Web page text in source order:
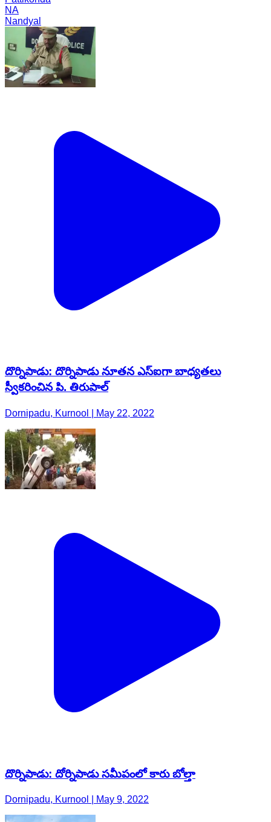
NA
Nandyal
దొర్నిపాడు: దొర్నిపాడు నూతన ఎస్ఐగా బాధ్యతలు
స్వీకరించిన పి. తిరుపాల్
Dornipadu, Kurnool | May 22, 2022
దొర్నిపాడు: దోర్నిపాడు సమీపంలో కారు బోల్తా
Dornipadu, Kurnool | May 9, 2022